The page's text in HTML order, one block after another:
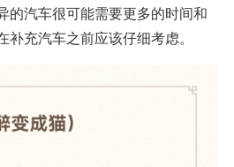
的汽车很可能需要更多的时间和
充汽车之前应该仔细考虑。